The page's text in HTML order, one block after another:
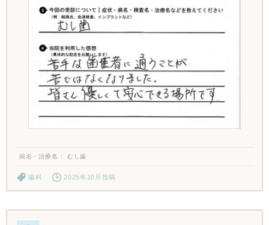
病名・治療名 むし歯
歯科 2025年10月投稿